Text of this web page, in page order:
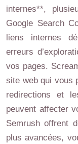
internes**,
Google Search
liens internes
erreurs
vos pages.
site web qui vous
redirections et
peuvent affecter
Semrush offrent
plus avancées,